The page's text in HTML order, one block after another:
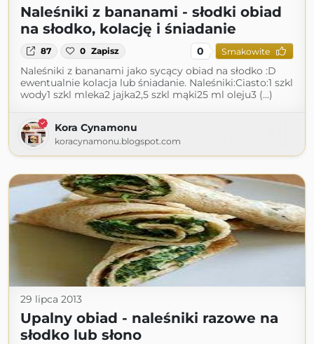
Naleśniki z bananami - słodki obiad
na słodko, kolację i śniadanie
87 0 Zapisz 0 Smakowite
Naleśniki z bananami jako sycący obiad na słodko :D
ewentualnie kolacja lub śniadanie. Naleśniki:Ciasto:1 szkl
wody1 szkl mleka2 jajka2,5 szkl mąki25 ml oleju3 (...)
Kora Cynamonu
koracynamonu.blogspot.com
29 lipca 2013
Upalny obiad - naleśniki razowe na
słodko lub słono